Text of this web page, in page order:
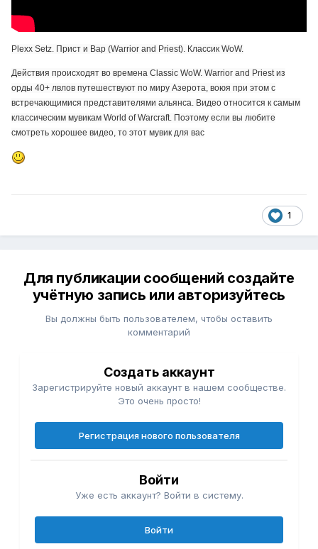
Plexx Setz. Прист и Вар (Warrior and Priest). Классик WoW.
Действия происходят во времена Classic WoW. Warrior and Priest из
орды 40+ лвлов путешествуют по миру Азерота, воюя при этом с
встречающимися представителями альянса. Видео относится к самым
классическим мувикам World of Warcraft. Поэтому если вы любите
смотреть хорошее видео, то этот мувик для вас
1
Для публикации сообщений создайте
учётную запись или авторизуйтесь
Вы должны быть пользователем, чтобы оставить
комментарий
Создать аккаунт
Зарегистрируйте новый аккаунт в нашем сообществе.
Это очень просто!
Регистрация нового пользователя
Войти
Уже есть аккаунт? Войти в систему.
Войти